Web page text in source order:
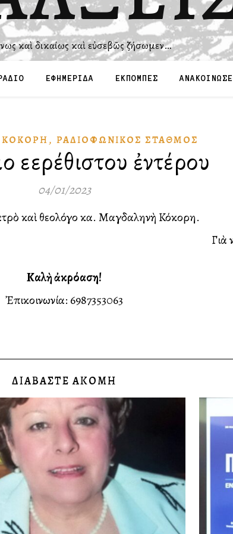
καὶ δικαίως καὶ εὐσεβῶς ζήσωμεν…
ΕΦΗΜΕΡΙΔΑ ΕΚΠΟΜΠΕΣ
, ΡΑΔΙΟΦΩΝΙΚῸΣ ΣΤΑΘΜΌΣ
εὐερέθιστου ἐντέρου
04/01/2023
καὶ θεολόγο κα. Μαγδαληνὴ Κόκορη.
Γιὰ
Καλὴ ἀκρόαση!
Ἐπικοινωνία:️ 6987353063
ΔΙΑΒΑΣΤΕ ΑΚΟΜΗ